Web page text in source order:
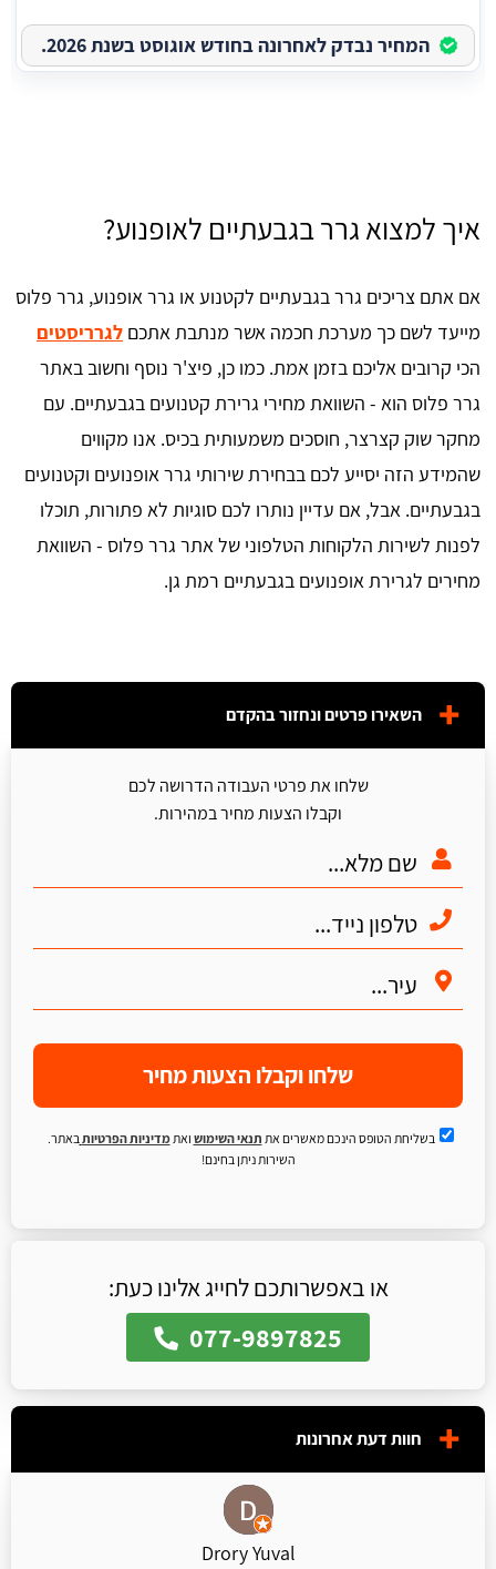
המחיר נבדק לאחרונה בחודש אוגוסט בשנת 2026.
איך למצוא גרר בגבעתיים לאופנוע?
אם אתם צריכים גרר בגבעתיים לקטנוע או גרר אופנוע, גרר פלוס
מייעד לשם כך מערכת חכמה אשר מנתבת אתכם לגרריסטים
הכי קרובים אליכם בזמן אמת. כמו כן, פיצ'ר נוסף וחשוב באתר
גרר פלוס הוא - השוואת מחירי גרירת קטנועים בגבעתיים. עם
מחקר שוק קצרצר, חוסכים משמעותית בכיס. אנו מקווים
שהמידע הזה יסייע לכם בבחירת שירותי גרר אופנועים וקטנועים
בגבעתיים. אבל, אם עדיין נותרו לכם סוגיות לא פתורות, תוכלו
לפנות לשירות הלקוחות הטלפוני של אתר גרר פלוס - השוואת
מחירים לגרירת אופנועים בגבעתיים רמת גן.
השאירו פרטים ונחזור בהקדם
שלחו את פרטי העבודה הדרושה לכם
וקבלו הצעות מחיר במהירות.
שלחו וקבלו הצעות מחיר
בשליחת הטופס הינכם מאשרים את תנאי השימוש ואתמדיניות הפרטיות באתר.
השירות ניתן בחינם!
או באפשרותכם לחייג אלינו כעת:
077-9897825
חוות דעת אחרונות
Drory Yuval